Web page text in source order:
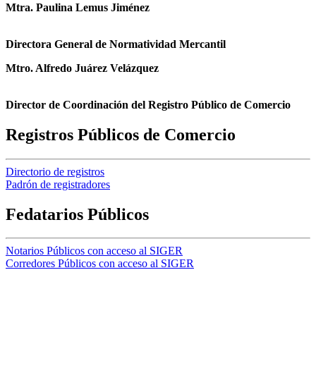
Mtra. Paulina Lemus Jiménez
Directora General de Normatividad Mercantil
Mtro. Alfredo Juárez Velázquez
Director de Coordinación del Registro Público de Comercio
Registros Públicos de Comercio
Directorio de registros
Padrón de registradores
Fedatarios Públicos
Notarios Públicos con acceso al SIGER
Corredores Públicos con acceso al SIGER